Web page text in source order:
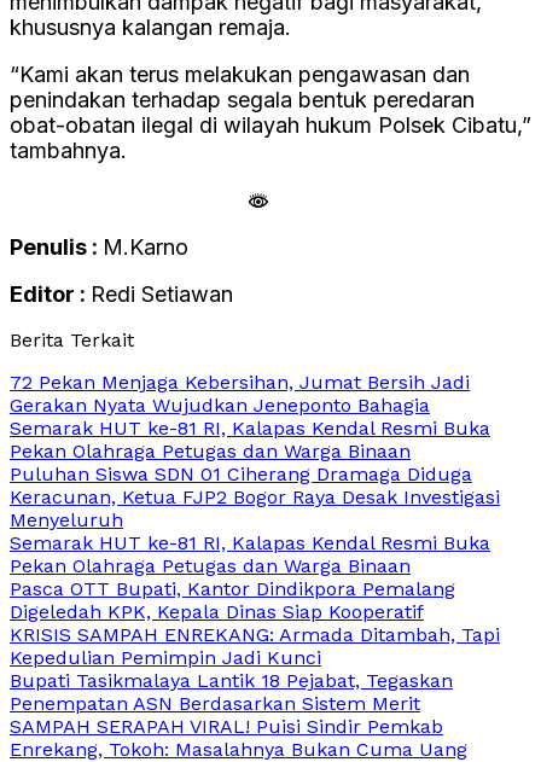
khususnya kalangan remaja.
“Kami akan terus melakukan pengawasan dan
penindakan terhadap segala bentuk peredaran
obat-obatan ilegal di wilayah hukum Polsek Cibatu,”
tambahnya.
Penulis : M.Karno
Editor : Redi Setiawan
Berita Terkait
72 Pekan Menjaga Kebersihan, Jumat Bersih Jadi
Gerakan Nyata Wujudkan Jeneponto Bahagia
Semarak HUT ke-81 RI, Kalapas Kendal Resmi Buka
Pekan Olahraga Petugas dan Warga Binaan
Puluhan Siswa SDN 01 Ciherang Dramaga Diduga
Keracunan, Ketua FJP2 Bogor Raya Desak Investigasi
Menyeluruh
Semarak HUT ke-81 RI, Kalapas Kendal Resmi Buka
Pekan Olahraga Petugas dan Warga Binaan
Pasca OTT Bupati, Kantor Dindikpora Pemalang
Digeledah KPK, Kepala Dinas Siap Kooperatif
KRISIS SAMPAH ENREKANG: Armada Ditambah, Tapi
Kepedulian Pemimpin Jadi Kunci
Bupati Tasikmalaya Lantik 18 Pejabat, Tegaskan
Penempatan ASN Berdasarkan Sistem Merit
SAMPAH SERAPAH VIRAL! Puisi Sindir Pemkab
Enrekang, Tokoh: Masalahnya Bukan Cuma Uang